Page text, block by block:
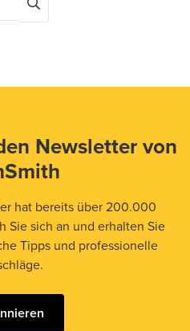
Newsletter von
hat bereits über 200.000
Sie sich an und erhalten Sie
Tipps und professionelle